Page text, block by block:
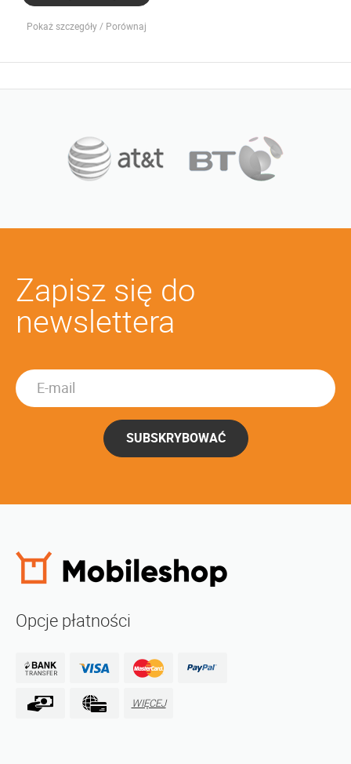
Pokaż szczegóły Porównaj
Zapisz się do
newslettera
SUBSKRYBOWAĆ
Opcje płatności
WIĘCEJ